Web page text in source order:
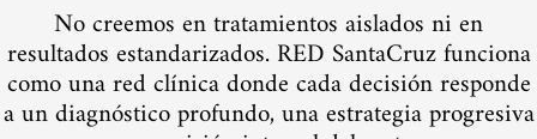
No creemos en tratamientos aislados ni en
resultados estandarizados. RED SantaCruz funciona
como una red clínica donde cada decisión responde
a un diagnóstico profundo, una estrategia progresiva